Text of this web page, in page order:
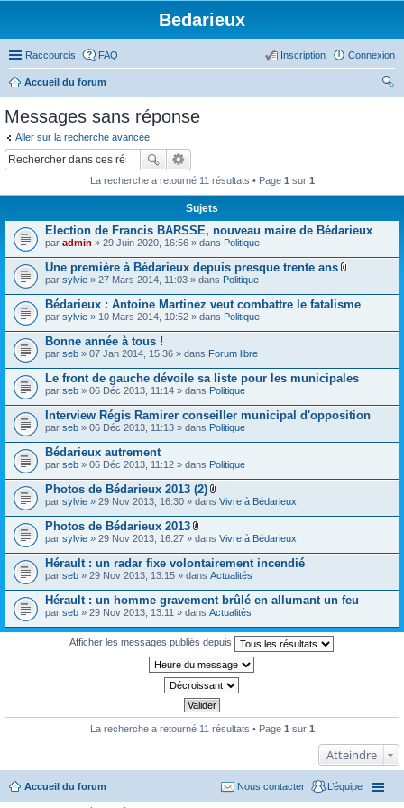
Bedarieux
Raccourcis FAQ Connexion
Inscription
Accueil du forum
Messages sans réponse
Aller sur la recherche avancée
La recherche a retourné 11 résultats • Page 1 sur 1
Sujets
Election de Francis BARSSE, nouveau maire de Bédarieux
par admin » 29 Juin 2020, 16:56 » dans Politique
Une première à Bédarieux depuis presque trente ans
è
c
s
n
t
s
par sylvie » 27 Mars 2014, 11:03 » dans Politique
Bédarieux : Antoine Martinez veut combattre le fatalisme
par sylvie » 10 Mars 2014, 10:52 » dans Politique
Bonne année à tous !
par seb » 07 Jan 2014, 15:36 » dans Forum libre
Le front de gauche dévoile sa liste pour les municipales
par seb » 06 Déc 2013, 11:14 » dans Politique
Interview Régis Ramirer conseiller municipal d'opposition
par seb » 06 Déc 2013, 11:13 » dans Politique
Bédarieux autrement
par seb » 06 Déc 2013, 11:12 » dans Politique
Photos de Bédarieux 2013 (2)
P
è
e
s
j
o
n
t
e
s
par sylvie » 29 Nov 2013, 16:30 » dans Vivre à Bédarieux
Photos de Bédarieux 2013
P
è
c
e
s
j
o
n
e
s
par sylvie » 29 Nov 2013, 16:27 » dans Vivre à Bédarieux
Hérault : un radar fixe volontairement incendié
par seb » 29 Nov 2013, 13:15 » dans Actualités
Hérault : un homme gravement brûlé en allumant un feu
par seb » 29 Nov 2013, 13:11 » dans Actualités
Afficher les messages publiés depuis
La recherche a retourné 11 résultats • Page 1 sur 1
Atteindre
Accueil du forum L’équipe
Nous contacter